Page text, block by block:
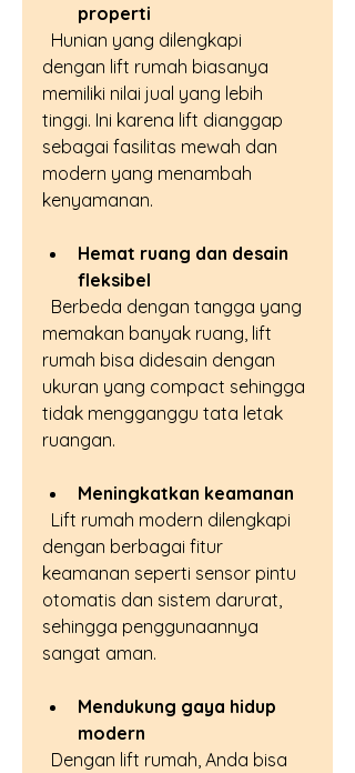
properti
dengan lift rumah biasanya
memiliki nilai jual yang lebih
tinggi. Ini karena lift dianggap
sebagai fasilitas mewah dan
modern yang menambah
kenyamanan.
Hemat ruang dan desain
fleksibel
memakan banyak ruang, lift
rumah bisa didesain dengan
ukuran yang compact sehingga
tidak mengganggu tata letak
ruangan.
Meningkatkan keamanan
dengan berbagai fitur
keamanan seperti sensor pintu
otomatis dan sistem darurat,
sehingga penggunaannya
sangat aman.
Mendukung gaya hidup
modern